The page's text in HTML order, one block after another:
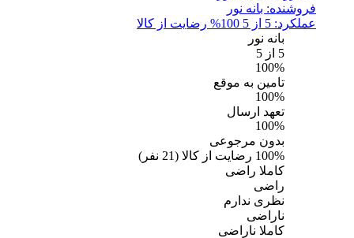
فروشنده: بانه نور
عملکرد: 5 از 5
100% رضایت از کالا
بانه نور
5 از 5
100%
تامین به موقع
100%
تعهد ارسال
100%
بدون مرجوعی
100% رضایت از کالا (
21 نفر)
کاملا راضی
راضی
نظری ندارم
ناراضی
کاملا ناراضی